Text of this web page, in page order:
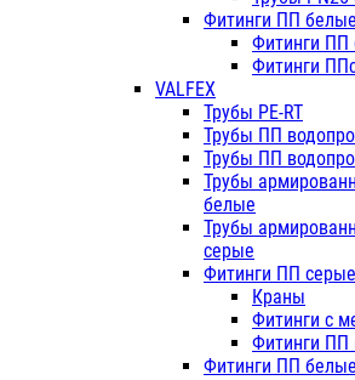
Фитинги ПП белые
Фитинги ПП
Фитинги
VALFEX
Трубы PE-RT
Трубы ПП
Трубы ПП
Трубы
белые
Трубы
серые
Фитинги ПП серые
Краны
Фитинги с
Фитинги ПП
Фитинги ПП белые